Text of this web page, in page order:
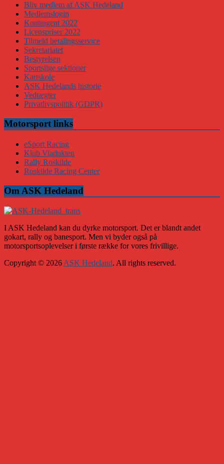
Bliv medlem af ASK Hedeland
Medlemslogin
Kontingent 2022
Licenspriser 2022
Tilmeld betalingsservice
Sekretariatet
Bestyrelsen
Sportslige sektioner
Kartskole
ASK Hedelands historie
Vedtægter
Privatlivspolitik (GDPR)
Motorsport links
eSport Racing
Klub Viadukten
Rally Roskilde
Roskilde Racing Center
Om ASK Hedeland
I ASK Hedeland kan du dyrke motorsport. Det er blandt andet
gokart, rally og banesport. Men vi byder også på
motorsportsoplevelser i første række for vores frivillige.
Copyright © 2026 ASK Hedeland. All rights reserved.